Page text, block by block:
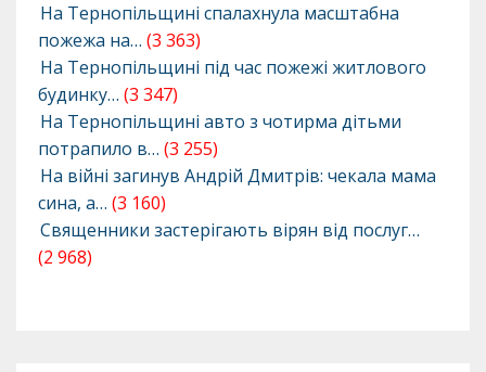
На Тернопільщині спалахнула масштабна
пожежа на… (3 363)
На Тернопільщині під час пожежі житлового
будинку… (3 347)
На Тернопільщині авто з чотирма дітьми
потрапило в… (3 255)
На війні загинув Андрій Дмитрів: чекала мама
сина, а… (3 160)
Священники застерігають вірян від послуг…
(2 968)